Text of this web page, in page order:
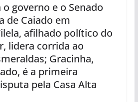
o governo e o Senado
de Caiado em
afilhado político do
lidera corrida ao
Gracinha,
é a primeira
pela Casa Alta